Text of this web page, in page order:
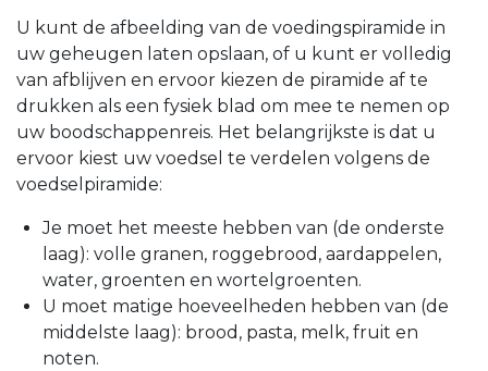
U kunt de afbeelding van de voedingspiramide in
uw geheugen laten opslaan, of u kunt er volledig
van afblijven en ervoor kiezen de piramide af te
drukken als een fysiek blad om mee te nemen op
uw boodschappenreis. Het belangrijkste is dat u
ervoor kiest uw voedsel te verdelen volgens de
voedselpiramide:
Je moet het meeste hebben van (de onderste
laag): volle granen, roggebrood, aardappelen,
water, groenten en wortelgroenten.
U moet matige hoeveelheden hebben van (de
middelste laag): brood, pasta, melk, fruit en
noten.